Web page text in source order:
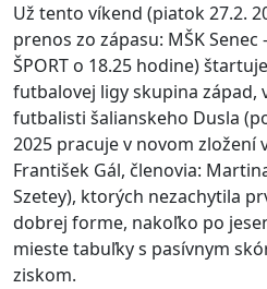
Už tento víkend (piatok 27.2.
prenos zo zápasu: MŠK
ŠPORT o 18.25 hodine)
futbalovej ligy skupina západ,
futbalisti šalianskeho Dusla
2025 pracuje v novom
František Gál, členovia:
Szetey), ktorých nezachytila
dobrej forme, nakoľko po
mieste tabuľky s pasívnym
ziskom.